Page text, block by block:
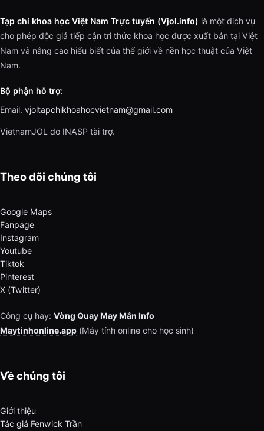
Tạp chí khoa học Việt Nam Trực tuyến (Vjol.info) là một dịch vụ
cho phép độc giả tiếp cận tri thức khoa học được xuất bản tại Việt
Nam và nâng cao hiểu biết của thế giới về nền học thuật của Việt
Nam.
Bộ phận hỗ trợ:
Email. vjoltapchikhoahocvietnam@gmail.com
VietnamJOL do INASP tài trợ.
Theo dõi chúng tôi
Google Maps
Fanpage
Instagram
Youtube
Tiktok
Pinterest
X (Twitter)
Công cụ hay: Vòng Quay May Mắn Info
Maytinhonline.app (Máy tính online cho học sinh)
Về chúng tôi
Giới thiệu
Tác giả Fenwick Trần